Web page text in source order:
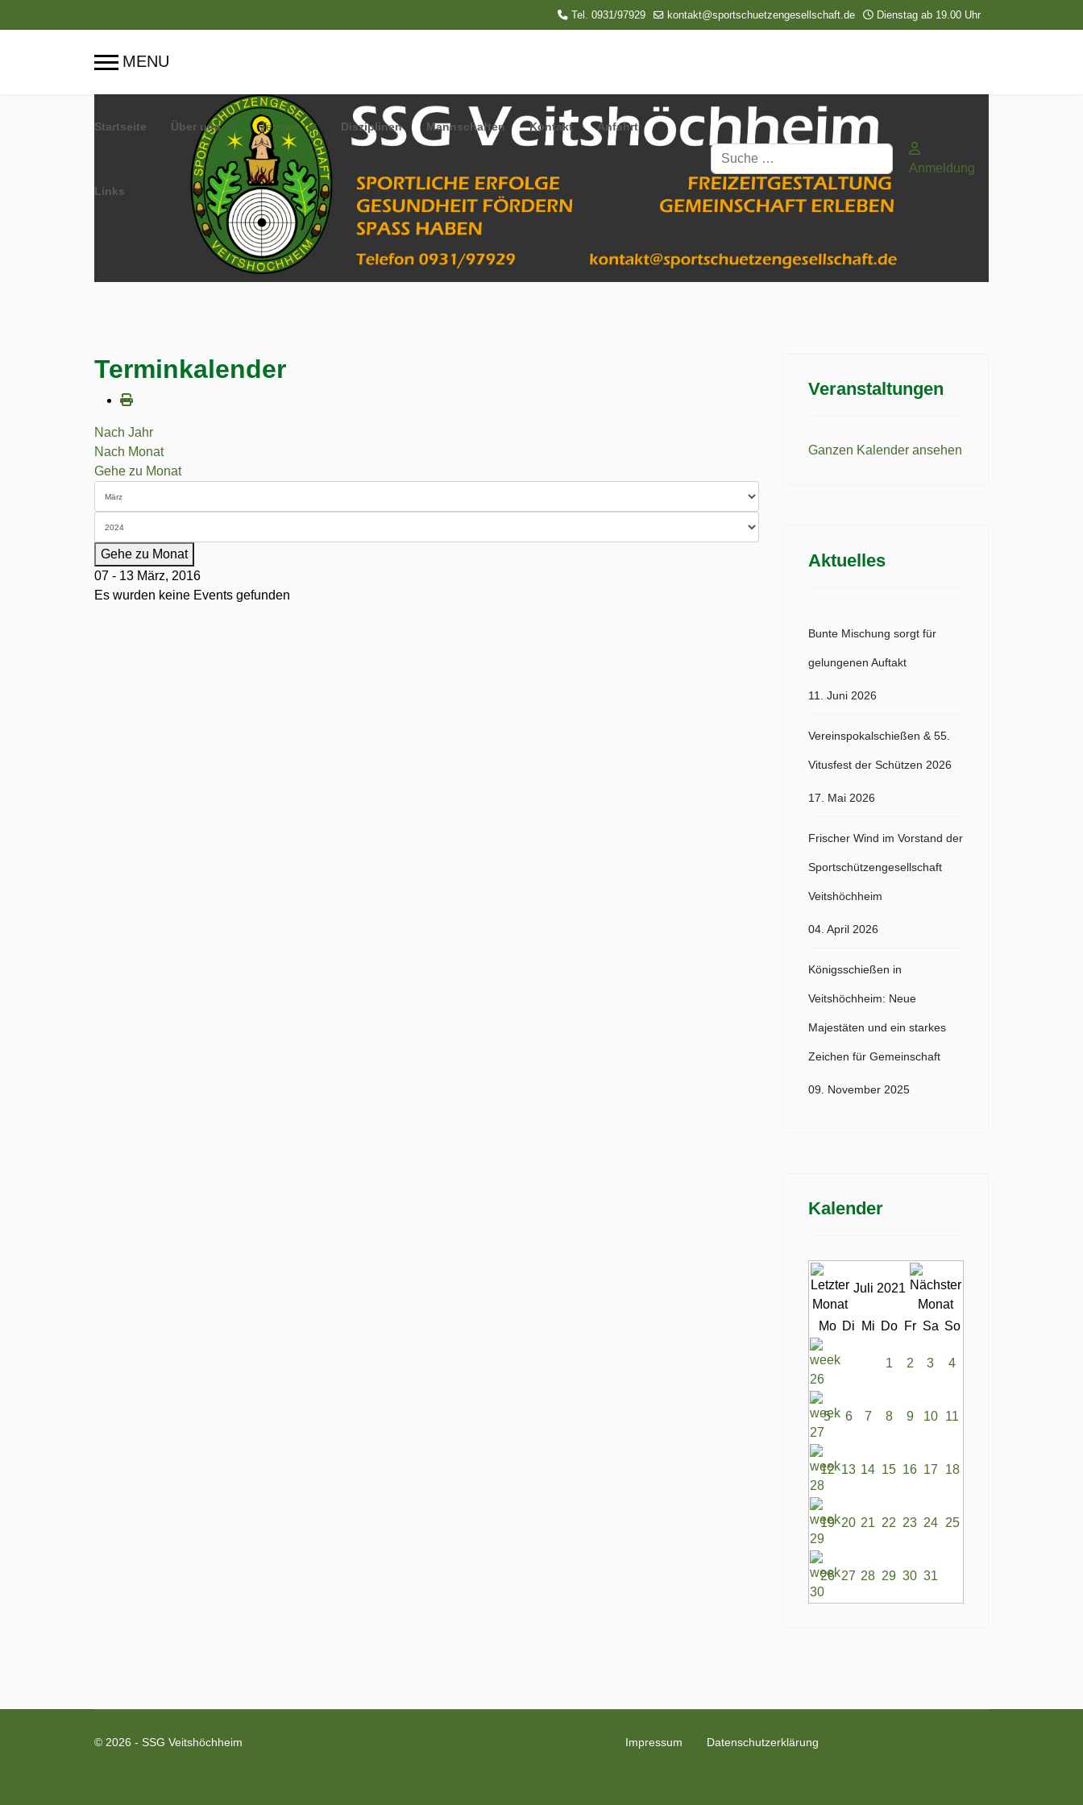
Tel. 0931/97929 kontakt@sportschuetzengesellschaft.de Dienstag ab 19.00 Uhr
Startseite Über uns Termine Disziplinen Mannschaften Kontakt Anfahrt
Links
Suchen
Anmeldung
Terminkalender
Nach Jahr
Nach Monat
Gehe zu Monat
Gehe zu Monat
07 - 13 März, 2016
Es wurden keine Events gefunden
Veranstaltungen
Ganzen Kalender ansehen
Aktuelles
Bunte Mischung sorgt für
gelungenen Auftakt
11. Juni 2026
Vereinspokalschießen & 55.
Vitusfest der Schützen 2026
17. Mai 2026
Frischer Wind im Vorstand der
Sportschützengesellschaft
Veitshöchheim
04. April 2026
Königsschießen in
Veitshöchheim: Neue
Majestäten und ein starkes
Zeichen für Gemeinschaft
09. November 2025
Kalender
Juli 2021
Mo Di Mi Do Fr Sa So
1 2 3 4
5 6 7 8 9 10 11
12 13 14 15 16 17 18
19 20 21 22 23 24 25
26 27 28 29 30 31
© 2026 - SSG Veitshöchheim Impressum Datenschutzerklärung